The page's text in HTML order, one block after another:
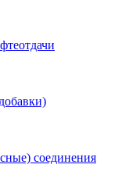
соединения